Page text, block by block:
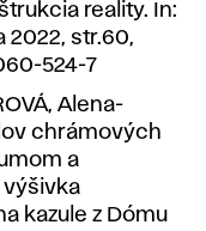
reality. In:
2022, str.60,
524-7
Alena-
chrámových
a
výšivka
kazule z Dómu